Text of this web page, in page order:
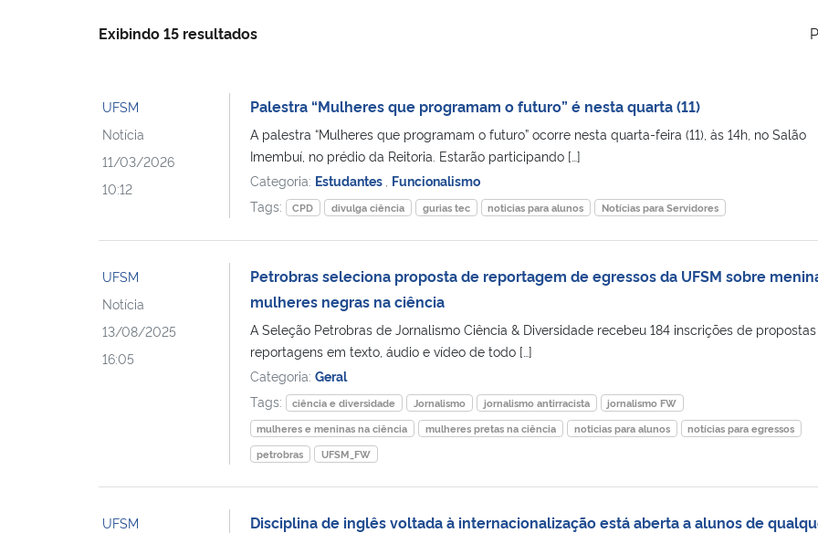
Exibindo 15 resultados
UFSM
Notícia
11/03/2026
10:12
Palestra “Mulheres que programam o futuro” é nesta quarta (11)
A palestra “Mulheres que programam o futuro” ocorre nesta quarta-feira (11), às 14h, no Salão
Imembuí, no prédio da Reitoria. Estarão participando […]
Categoria: Estudantes Funcionalismo
Tags:
CPD divulga ciência gurias tec noticias para alunos Notícias para Servidores
UFSM
Notícia
13/08/2025
16:05
Petrobras seleciona proposta de reportagem de egressos da UFSM sobre
mulheres negras na ciência
A Seleção Petrobras de Jornalismo Ciência & Diversidade recebeu 184 inscrições de
reportagens em texto, áudio e vídeo de todo […]
Categoria: Geral
Tags:
ciência e diversidade Jornalismo jornalismo antirracista
jornalismo FW
mulheres e meninas na ciência
mulheres pretas na ciência noticias para alunos
notícias para egressos
petrobras
UFSM_FW
UFSM
Disciplina de inglês voltada à internacionalização está aberta a alunos de